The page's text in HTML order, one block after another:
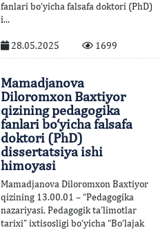
fanlari bo‘yicha falsafa doktori (PhD)
i...
28.05.2025 1699
Mamadjanova
Diloromxon Baxtiyor
qizining pedagogika
fanlari bo‘yicha falsafa
doktori (PhD)
dissertatsiya ishi
himoyasi
Mamadjanova Diloromxon Baxtiyor
qizining 13.00.01 – “Pedagogika
nazariyasi. Pedagogik ta’limotlar
tarixi” ixtisosligi bo‘yicha “Bo‘lajak